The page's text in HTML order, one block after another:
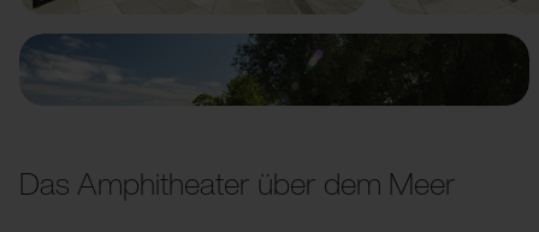
Das Amphitheater über dem Meer